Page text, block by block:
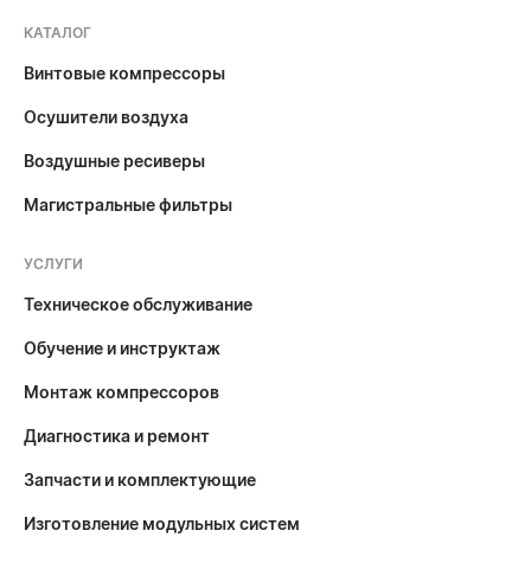
КАТАЛОГ
Винтовые компрессоры
Осушители воздуха
Воздушные ресиверы
Магистральные фильтры
УСЛУГИ
Техническое обслуживание
Обучение и инструктаж
Монтаж компрессоров
Диагностика и ремонт
Запчасти и комплектующие
Изготовление модульных систем